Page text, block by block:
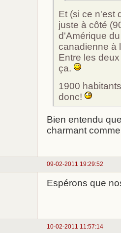
Et (si ce n'est
juste à côté
d'Amérique
canadienne à
Entre les
ça.
1900
donc!
Bien entendu
charmant
09-02-2011 19:29:52
Espérons que
10-02-2011 11:57:14